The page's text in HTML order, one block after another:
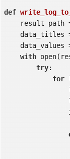
def
data_titles
with
try:
for